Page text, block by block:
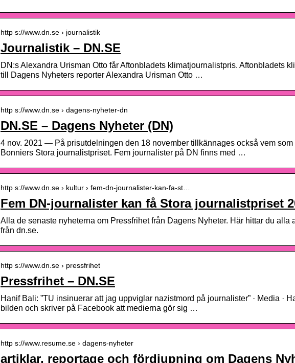
http s://www.dn.se › journalistik
Journalistik – DN.SE
DN:s Alexandra Urisman Otto får Aftonbladets klimatjournalistpris. Aftonbladets
till Dagens Nyheters reporter Alexandra Urisman Otto …
http s://www.dn.se › dagens-nyheter-dn
DN.SE – Dagens Nyheter (DN)
4 nov. 2021 — På prisutdelningen den 18 november tillkännages också vem
Bonniers Stora journalistpriset. Fem journalister på DN finns med …
http s://www.dn.se › kultur › fem-dn-journalister-kan-fa-st…
Fem DN-journalister kan få Stora journalistpriset
Alla de senaste nyheterna om Pressfrihet från Dagens Nyheter. Här hittar du alla
från dn.se.
http s://www.dn.se › pressfrihet
Pressfrihet – DN.SE
Hanif Bali: ”TU insinuerar att jag uppviglar nazistmord på journalister” · Media ·
bilden och skriver på Facebook att medierna gör sig …
http s://www.resume.se › dagens-nyheter
artiklar, reportage och fördjupning om Dagens